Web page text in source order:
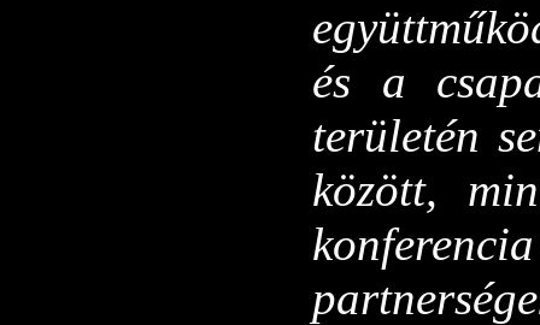
és a
területén
között,